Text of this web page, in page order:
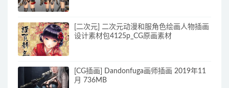
[二次元] 二次元动漫和服角色绘画人物插画
设计素材包4125p_CG原画素材
[CG插画] Dandonfuga画师插画 2019年11
月 736MB